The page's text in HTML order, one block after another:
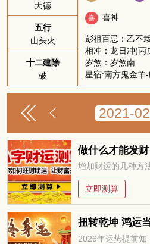
天德
五行
山头火
十二建除
破
喜 喜神
相冲：龙日冲(丙
岁煞：岁煞南
星宿:南方鬼金羊-
做什么才能发财
增加财运的几种方
立即测算
扭转乾坤 鸿运
2026年运势提前知